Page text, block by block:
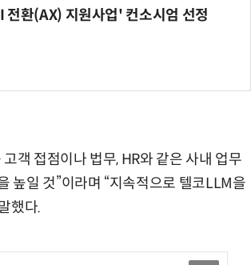
환(AX) 지원사업' 컨소시엄 선정
객 접점이나 법무, HR와 같은 사내 업무
높일 것”이라며 “지속적으로 텔코LLM을
했다.